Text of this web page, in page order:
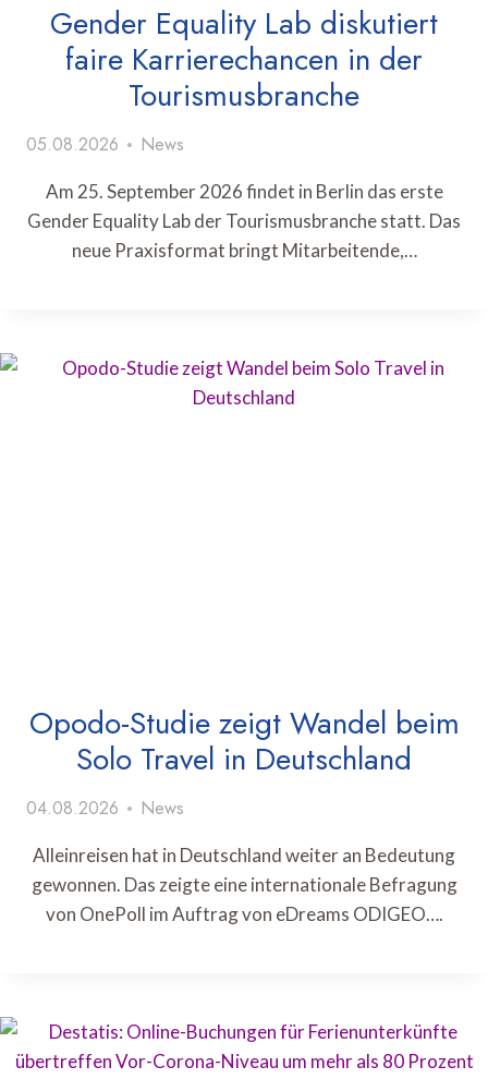
Gender Equality Lab diskutiert
faire Karrierechancen in der
Tourismusbranche
05.08.2026 News
Am 25. September 2026 findet in Berlin das erste
Gender Equality Lab der Tourismusbranche statt. Das
neue Praxisformat bringt Mitarbeitende,…
Opodo-Studie zeigt Wandel beim
Solo Travel in Deutschland
04.08.2026 News
Alleinreisen hat in Deutschland weiter an Bedeutung
gewonnen. Das zeigte eine internationale Befragung
von OnePoll im Auftrag von eDreams ODIGEO….